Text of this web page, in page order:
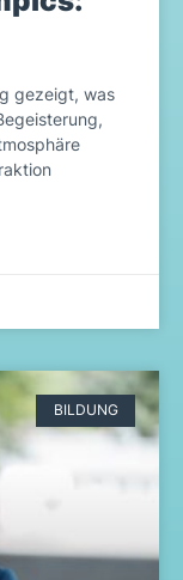
gezeigt, was
BILDUNG